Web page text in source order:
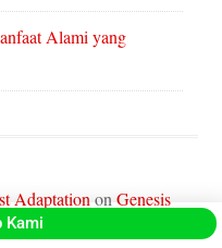
Alami yang
Adaptation on Genesis
·
Kami